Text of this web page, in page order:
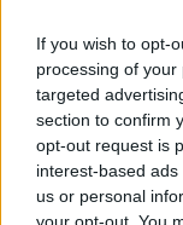
If you wish to opt-
processing of
targeted
section to confirm
opt-out request is
interest-based
us or personal
your opt-out. You
στα υφάσματα
9. Όταν
αφήνετε το
Φορέστε του
10. Αν η ζέστη